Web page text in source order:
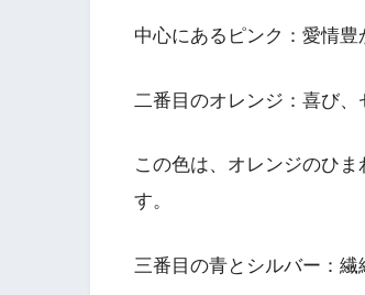
中心にあるピンク：愛情豊
二番目のオレンジ：喜び
この色は、オレンジのひ
す。
三番目の青とシルバー：